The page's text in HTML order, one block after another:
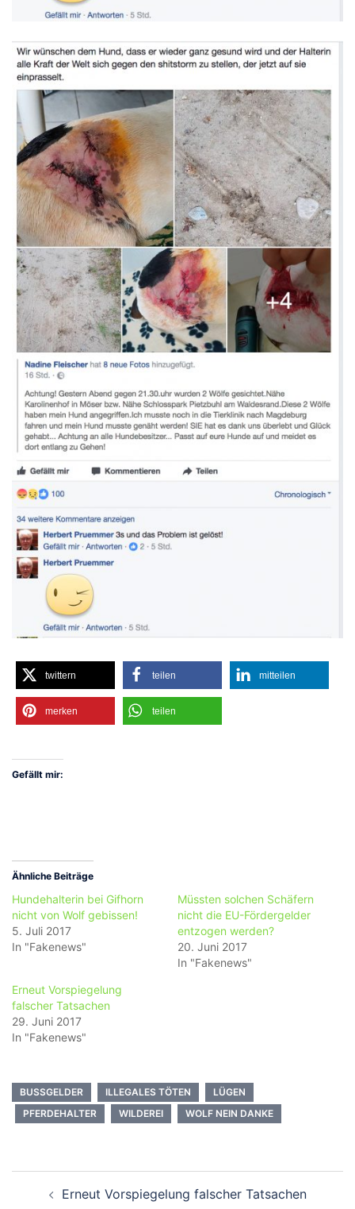
twittern teilen mitteilen
merken teilen
Gefällt mir:
Ähnliche Beiträge
Hundehalterin bei Gifhorn
nicht von Wolf gebissen!
5. Juli 2017
In "Fakenews"
Müssten solchen Schäfern
nicht die EU-Fördergelder
entzogen werden?
20. Juni 2017
In "Fakenews"
Erneut Vorspiegelung
falscher Tatsachen
29. Juni 2017
In "Fakenews"
BUSSGELDER ILLEGALES TÖTEN
LÜGEN
PFERDEHALTER
WILDEREI WOLF NEIN DANKE
Erneut Vorspiegelung falscher Tatsachen